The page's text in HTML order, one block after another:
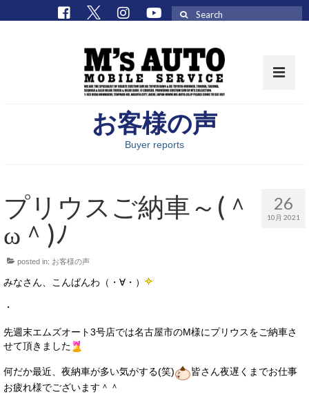
取扱車種一覧
M’sCollectionパーツ一覧
エムズオート
M’sCollection
買取のご案内
店舗情報
お客様の声
Buyer reports
26
10月 2021
プリウスご納車～(＾
ω＾)ﾉ
posted in: お客様の声
みなさん、こんばんわ（・∀・）
・
先週末エムズオート3号店では名古屋市のM様にプリウスをご納車さ
せて頂きました
何だか最近、夜納車が多い気がする(笑)
皆さん夜遅くまでお仕事
お疲れ様でございます＾＾